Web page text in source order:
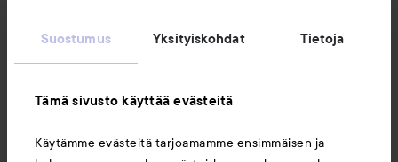
Suostumus Yksityiskohdat Tietoja
Tämä sivusto käyttää evästeitä
Käytämme evästeitä tarjoamamme ensimmäisen ja
Asiakaspalvelu
Tietoja